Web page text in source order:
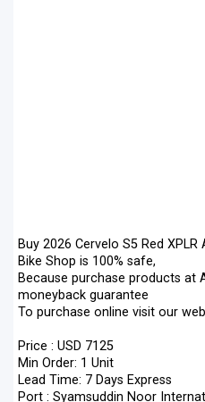
Buy 2026 Cervelo S5 Red
Bike Shop is 100% safe,
Because purchase products at
moneyback guarantee
To purchase online visit our
Price : USD 7125
Min Order: 1 Unit
Lead Time: 7 Days Express
Port : Syamsuddin Noor